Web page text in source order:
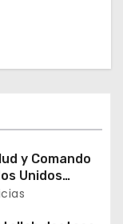
y Comando
Unidos
Amistad